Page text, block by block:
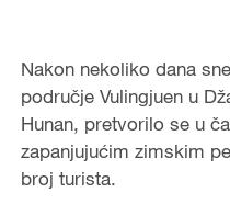
Nakon nekoliko dana
područje Vulingjuen u
Hunan, pretvorilo se u
zapanjujućim zimskim
broj turista.